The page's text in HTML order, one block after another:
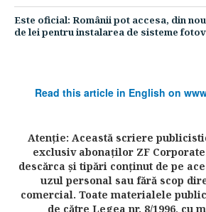
Este oficial: Românii pot accesa, din
de lei pentru instalarea de sisteme
Read this article in English on
Atenţie: Această scriere
exclusiv abonaţilor ZF
descărca şi tipări conţinut de pe
uzul personal sau fără scop
comercial. Toate materialele
de către Legea nr. 8/1996, cu